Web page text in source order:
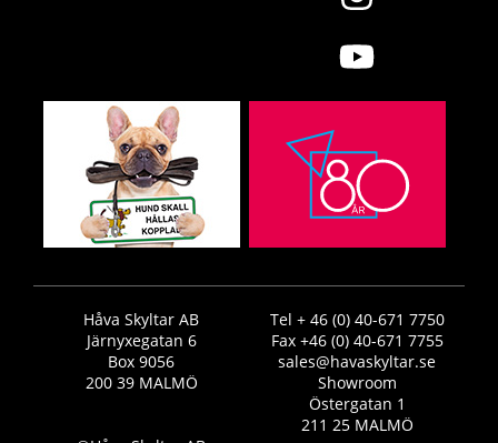
Håva Skyltar AB
Järnyxegatan 6
Box 9056
200 39 MALMÖ
Tel + 46 (0) 40-671 7750
Fax +46 (0) 40-671 7755
sales@havaskyltar.se
Showroom
Östergatan 1
211 25 MALMÖ